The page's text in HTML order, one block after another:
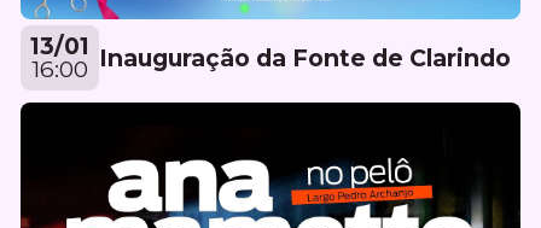
13/01
16:00 Inauguração da Fonte de Clarindo